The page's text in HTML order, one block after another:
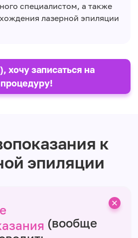
специалистом, а также
лазерной эпиляции
хочу записаться на
процедуру!
к
эпиляции
(вообще